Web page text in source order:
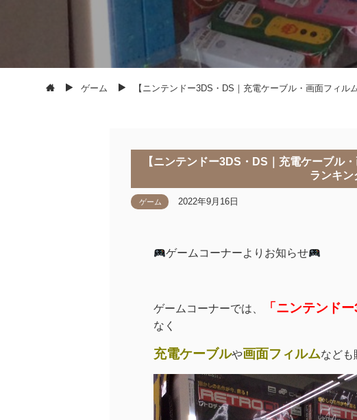
ゲーム 【ニンテンドー3DS・DS｜充電ケーブル・画面フィ
【ニンテンドー3DS・DS｜充電ケーブル
ランキ
ゲーム 2022年9月16日
ゲームコーナーよりお知らせ
ゲームコーナーでは、 「ニンテンド
なく
充電ケーブルや画面フィルムなども